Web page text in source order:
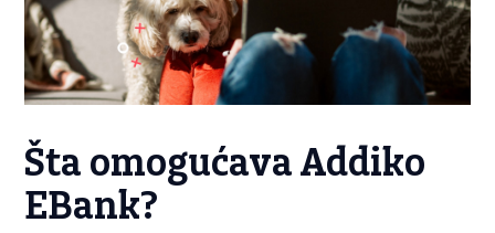
Šta omogućava Addiko
EBank?